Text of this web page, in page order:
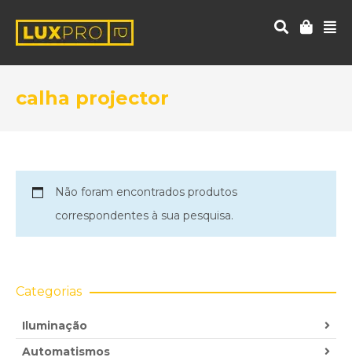
calha projector
Não foram encontrados produtos
correspondentes à sua pesquisa.
Categorias
Iluminação
Automatismos